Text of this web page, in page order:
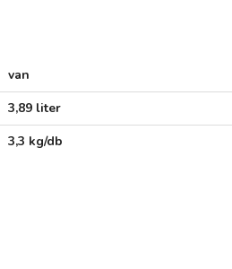
van
3,89 liter
3,3 kg/db